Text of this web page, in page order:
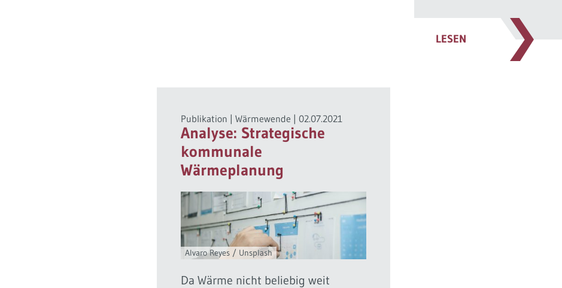
LESEN
Publikation | Wärmewende | 02.07.2021
Analyse: Strategische
kommunale
Wärmeplanung
Alvaro Reyes / Unsplash
Da Wärme nicht beliebig weit